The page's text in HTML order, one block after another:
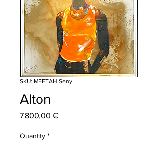
SKU: MEFTAH Seny
Alton
7 800,00 €Price
Quantity *